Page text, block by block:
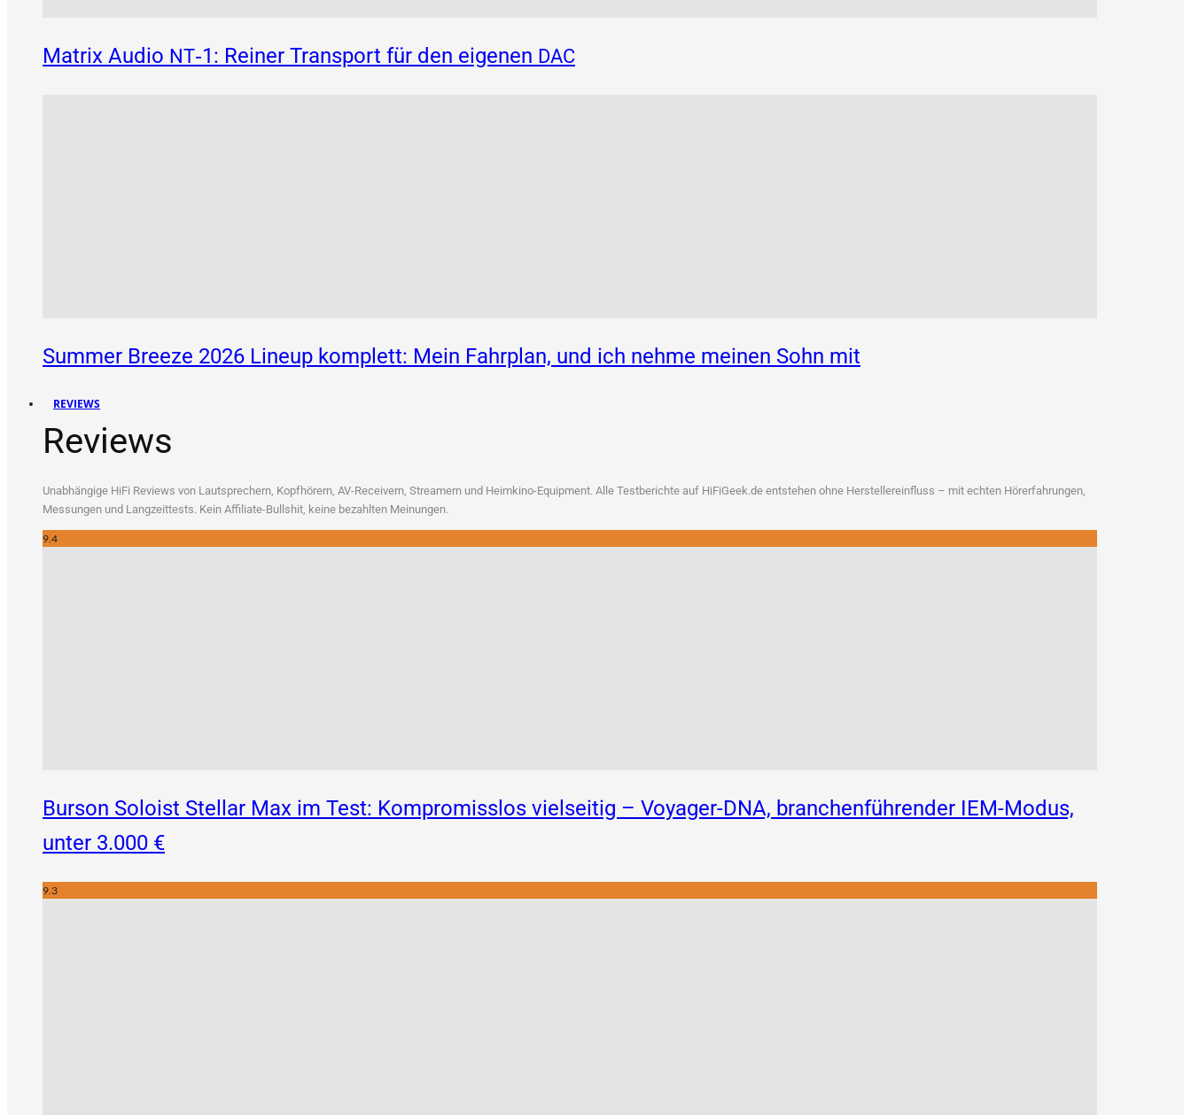
Matrix Audio NT‑1: Reiner Transport für den eigenen DAC
Summer Breeze 2026 Lineup komplett: Mein Fahrplan, und ich nehme meinen Sohn mit
REVIEWS
Reviews
Unab­hän­gi­ge HiFi Reviews von Laut­spre­chern, Kopf­hö­rern, AV-Recei­vern, Strea­mern und Heim­ki­no-Equip­ment. Alle Test­be­rich­te auf HiFiGeek.de ent­ste­hen ohne Her­stel­ler­ein­fluss – mit ech­ten Hör­erfah­run­gen,
Mes­sun­gen und Lang­zeit­tests. Kein Affi­lia­te-Bull­shit, kei­ne bezahl­ten Meinungen.
9.4
Burson Soloist Stellar Max im Test: Kompromisslos vielseitig – Voyager-DNA, branchenführender IEM-Modus,
unter 3.000 €
9.3